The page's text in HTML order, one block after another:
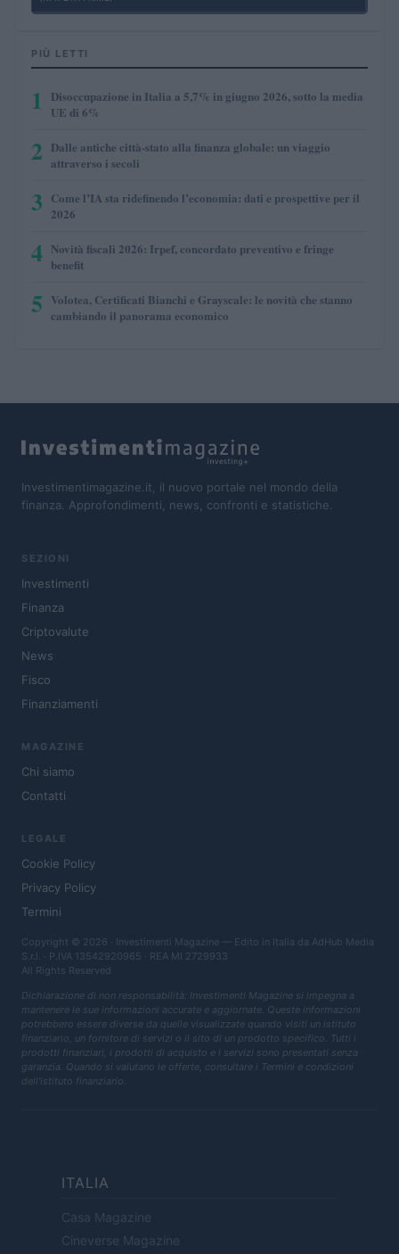
PIÙ LETTI
1
Disoccupazione in Italia a 5,7% in giugno 2026, sotto la media
UE di 6%
2 Dalle antiche città-stato alla finanza globale: un viaggio
attraverso i secoli
3 Come l’IA sta ridefinendo l’economia: dati e prospettive per il
2026
4 Novità fiscali 2026: Irpef, concordato preventivo e fringe
benefit
5 Volotea, Certificati Bianchi e Grayscale: le novità che stanno
cambiando il panorama economico
Investimentimagazine.it, il nuovo portale nel mondo della
finanza. Approfondimenti, news, confronti e statistiche.
SEZIONI
Investimenti
Finanza
Criptovalute
News
Fisco
Finanziamenti
MAGAZINE
Chi siamo
Contatti
LEGALE
Cookie Policy
Privacy Policy
Termini
Copyright © 2026 · Investimenti Magazine — Edito in Italia da AdHub Media
S.r.l. · P.IVA 13542920965 · REA MI 2729933
All Rights Reserved
Dichiarazione di non responsabilità: Investimenti Magazine si impegna a
mantenere le sue informazioni accurate e aggiornate. Queste informazioni
potrebbero essere diverse da quelle visualizzate quando visiti un istituto
finanziario, un fornitore di servizi o il sito di un prodotto specifico. Tutti i
prodotti finanziari, i prodotti di acquisto e i servizi sono presentati senza
garanzia. Quando si valutano le offerte, consultare i Termini e condizioni
dell'istituto finanziario.
ITALIA
Casa Magazine
Cineverse Magazine